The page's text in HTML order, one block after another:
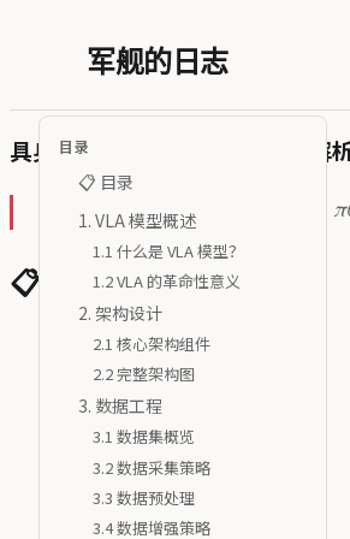
军舰的日志
目录
📋 目录
1. VLA 模型概述
1.1 什么是 VLA 模型？
1.2 VLA 的革命性意义
2. 架构设计
2.1 核心架构组件
2.2 完整架构图
3. 数据工程
3.1 数据集概览
3.2 数据采集策略
3.3 数据预处理
3.4 数据增强策略
具身智能大脑：VLA 模型架构解
🦞 太空龙虾：基于 OpenVLA
📋 目录
VLA 模型概述
架构设计
数据工程
推理与部署
实战指南